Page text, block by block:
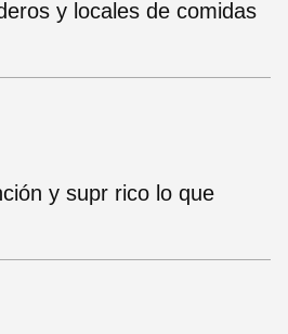
y locales de comidas
y supr rico lo que